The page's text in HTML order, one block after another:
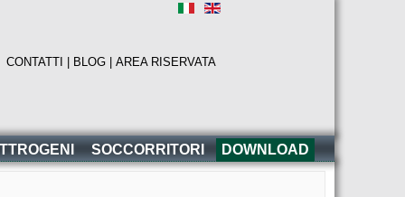
CONTATTI | BLOG | AREA RISERVATA
SOCCORRITORI DOWNLOAD